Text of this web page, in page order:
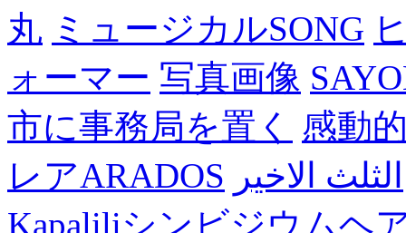
丸 ミュージカルSONG
ォーマー 写真画像
市に事務局を置く
感動
レアARADOS الثلث الاخير
Kapaliliシンビジウムヘ